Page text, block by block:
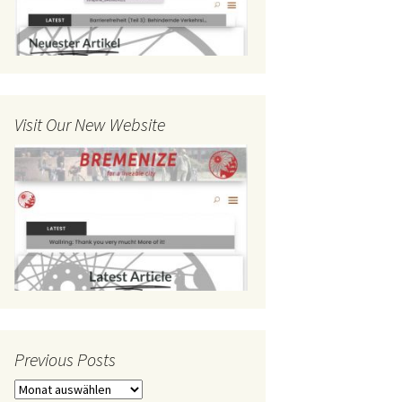
Visit Our New Website
Previous Posts
Previous